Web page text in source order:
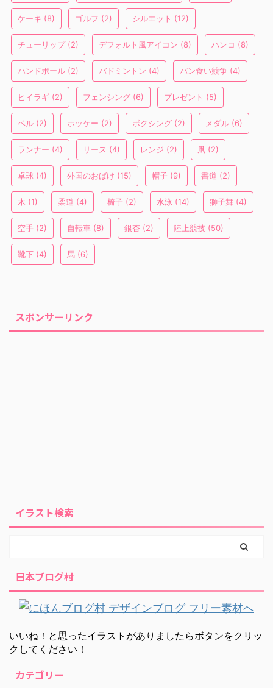
ケーキ (8) ゴルフ (2) シルエット (12)
チューリップ(2) デフォルト風アイコン (8) ハンコ (8)
ハンドボール (2) バドミントン (4) パン食い競争 (4)
ヒイラギ (2) フェンシング (6) プレゼント (5)
ベル (2) ホッケー (2) ボクシング (2) メダル (6)
ランナー (4) リース (4) レンジ (2) 凧 (2)
卓球 (4) 外国のおばけ (15) 帽子 (9) 書道 (2)
木 (1) 柔道 (4) 椅子 (2) 水泳 (14) 獅子舞 (4)
空手 (2) 自転車 (8) 銀杏 (2) 陸上競技 (50)
靴下 (4) 馬 (6)
スポンサーリンク
イラスト検索
日本ブログ村
いいね！と思ったイラストがありましたらボタンをクリッ
クしてください！
カテゴリー